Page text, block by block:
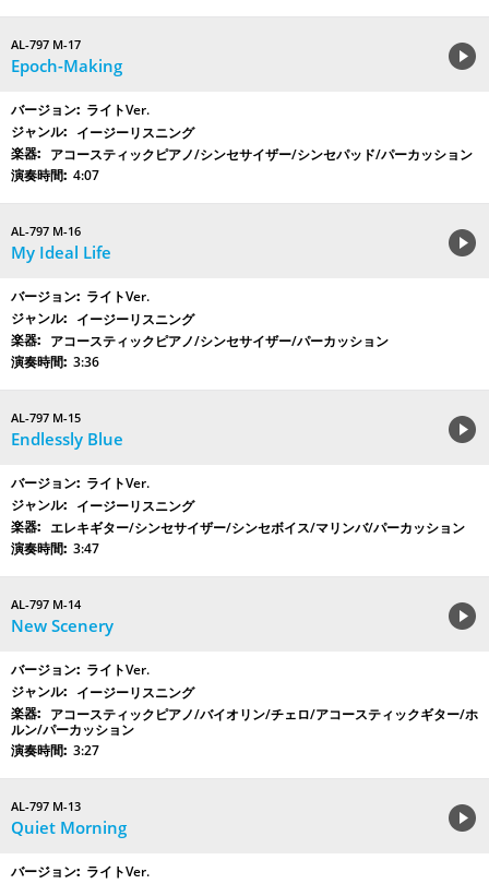
AL-797 M-17
Epoch-Making
ライトVer.
イージーリスニング
アコースティックピアノ/シンセサイザー/シンセパッド/パーカッション
4:07
AL-797 M-16
My Ideal Life
ライトVer.
イージーリスニング
アコースティックピアノ/シンセサイザー/パーカッション
3:36
AL-797 M-15
Endlessly Blue
ライトVer.
イージーリスニング
エレキギター/シンセサイザー/シンセボイス/マリンバ/パーカッション
3:47
AL-797 M-14
New Scenery
ライトVer.
イージーリスニング
アコースティックピアノ/バイオリン/チェロ/アコースティックギター/ホ
ルン/パーカッション
3:27
AL-797 M-13
Quiet Morning
ライトVer.